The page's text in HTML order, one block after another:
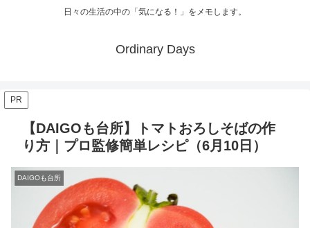
日々の生活の中の「気になる！」をメモします。
Ordinary Days
PR
【DAIGOも台所】トマトおろしそばの作
り方｜プロ監修簡単レシピ（6月10日）
DAIGOも台所